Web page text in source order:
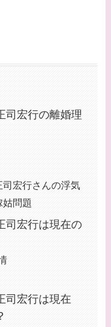
司宏行の離婚理
宏行さんの浮気
問題
司宏行は現在の
司宏行は現在